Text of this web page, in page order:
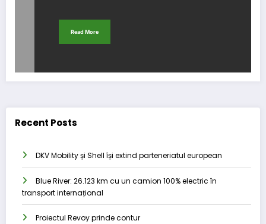
Read More
Recent Posts
DKV Mobility și Shell își extind parteneriatul european
Blue River: 26.123 km cu un camion 100% electric în
transport internațional
Proiectul Revoy prinde contur